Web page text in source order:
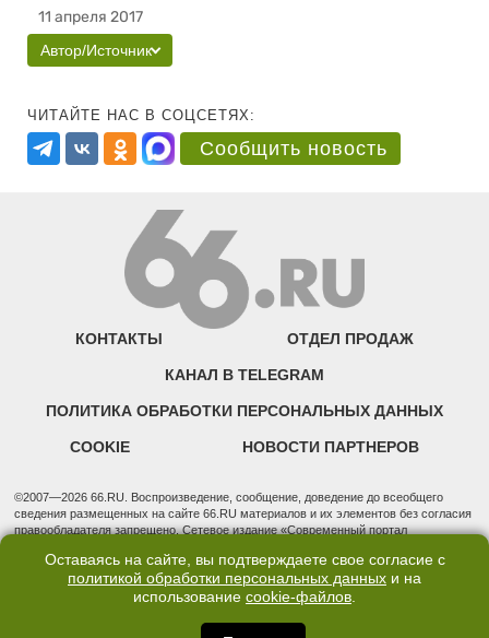
11 апреля 2017
Автор/Источник
ЧИТАЙТЕ НАС В СОЦСЕТЯХ:
Сообщить новость
КОНТАКТЫ ОТДЕЛ ПРОДАЖ
КАНАЛ В TELEGRAM
ПОЛИТИКА ОБРАБОТКИ ПЕРСОНАЛЬНЫХ ДАННЫХ
COOKIE НОВОСТИ ПАРТНЕРОВ
©2007—2026 66.RU. Воспроизведение, сообщение, доведение до всеобщего
сведения размещенных на сайте 66.RU материалов и их элементов без согласия
правообладателя запрещено. Сетевое издание «Современный портал
надзору в сфере связи, информационных технологий и массовых коммуникаций
(Роскомнадзор). Регистрационный номер ЭЛ № ФС 77 - 76634 от 02.09.2019
Учредитель: Общество с ограниченной ответственностью "66.ру". Юридический
3, оф. 7015 Фактический адрес редакции и отдела продаж: 620014, Свердловская
Оставаясь на сайте, вы подтверждаете свое согласие с
политикой обработки персональных данных и на
использование cookie-файлов.